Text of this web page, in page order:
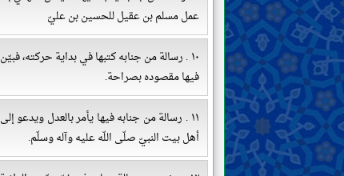
عمل مسلم بن عقيل للحسين بن عليّ
١٠ . رسالة من جنابه كتبها في بداية حركته، فبيّن
فيها مقصوده بصراحة.
١١ . رسالة من جنابه فيها يأمر بالعدل ويدعو إلى
أهل بيت النبيّ صلّى اللّه عليه وآله وسلّم.